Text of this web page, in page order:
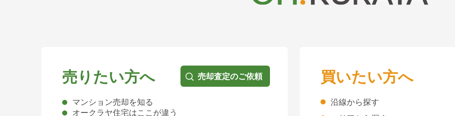
売りたい方へ 売却査定のご依頼
マンション売却を知る
オークラヤ住宅はここが違う
買いたい方へ
沿線から探す